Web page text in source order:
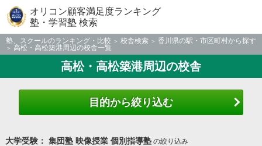
オリコン顧客満足度ランキング
塾・学習塾 検索
塾、スクールのランキング・比較 校舎検索
香川県の駅・市区町村から探す
高松・高松築港周辺の校舎一覧
高松・高松築港周辺の校舎
目的から絞り込む
大学受験： 集団塾 映像授業 個別指導塾の絞り込み